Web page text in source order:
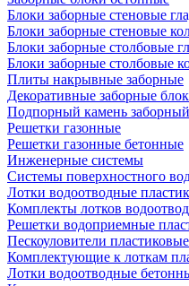
Блоки заборные стеновые
Блоки заборные стеновые
Блоки заборные столбовые
Блоки заборные столбовые
Плиты накрывные заборные
Декоративные заборные
Подпорный камень заборный
Решетки газонные
Решетки газонные бетонные
Инженерные системы
Системы поверхностного
Лотки водоотводные
Комплекты лотков
Решетки водоприемные
Пескоуловители пластиковые
Комплектующие к лоткам
Лотки водоотводные